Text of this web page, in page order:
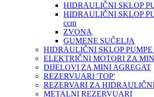
HIDRAULIČNI SKLOP
HIDRAULIČNI SKLOP
ccm
ZVONA
GUMENE SUČELJA
HIDRAULIČNI SKLOP PUMPE
ELEKTRIČNI MOTORI ZA
DIJELOVI ZA MINI AGREGAT
REZERVUARI 'TOP'
REZERVARI ZA
METALNI REZERVUARI